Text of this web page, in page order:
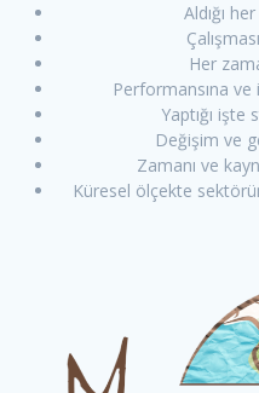
Aldığı
Her
Performansına ve
Yaptığı işte
Değişim ve
Zamanı ve
Küresel ölçekte